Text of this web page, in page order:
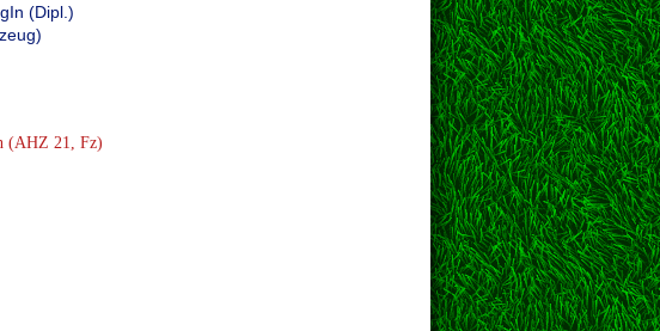
(Dipl.)
(AHZ 21, Fz)